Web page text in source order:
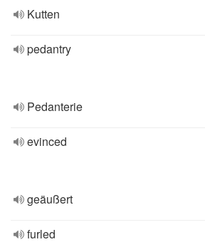
Kutten
pedantry
Pedanterie
evinced
geäußert
furled